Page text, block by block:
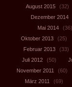
August 2015
(32)
Dezember 2014
Mai 2014
(36)
Oktober 2013
(25)
Februar 2013
(33)
Juli 2012
(50)
November 2011
(60)
März 2011
(69)